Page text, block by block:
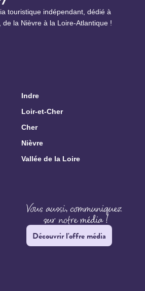
touristique indépendant, dédié à
la Nièvre à la Loire-Atlantique !
Indre
Loir-et-Cher
Cher
Nièvre
Vallée de la Loire
Découvrir l'offre média